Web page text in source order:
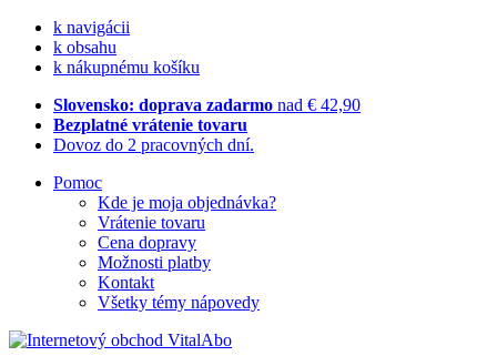
k navigácii
k obsahu
k nákupnému košíku
Slovensko: doprava zadarmo nad € 42,90
Bezplatné vrátenie tovaru
Dovoz do 2 pracovných dní.
Pomoc
Kde je moja objednávka?
Vrátenie tovaru
Cena dopravy
Možnosti platby
Kontakt
Všetky témy nápovedy